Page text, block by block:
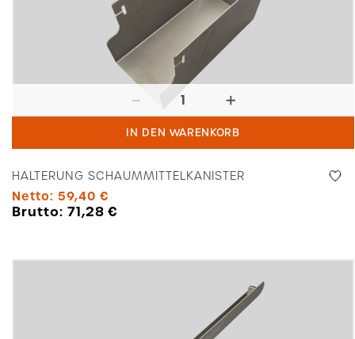
Schaummittelkanister
IN DEN WARENKORB
HALTERUNG SCHAUMMITTELKANISTER
Netto: 59,40 €
Brutto: 71,28€